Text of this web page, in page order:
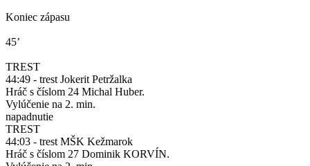
Koniec zápasu
45’
TREST
44:49 - trest Jokerit Petržalka
Hráč s číslom 24 Michal Huber.
Vylúčenie na 2. min.
napadnutie
TREST
44:03 - trest MŠK Kežmarok
Hráč s číslom 27 Dominik KORVÍN.